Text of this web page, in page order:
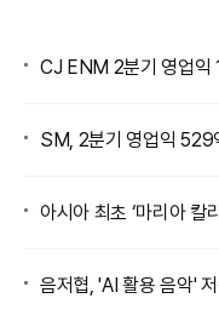
CJ ENM 2분기 영업익
SM, 2분기 영업익 529
아시아 최초 ‘마리아 칼
음저협, 'AI 활용 음악'